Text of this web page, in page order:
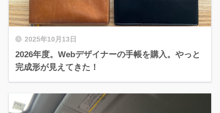
2025年10月13日
2026年度。Webデザイナーの手帳を購入。やっと
完成形が見えてきた！